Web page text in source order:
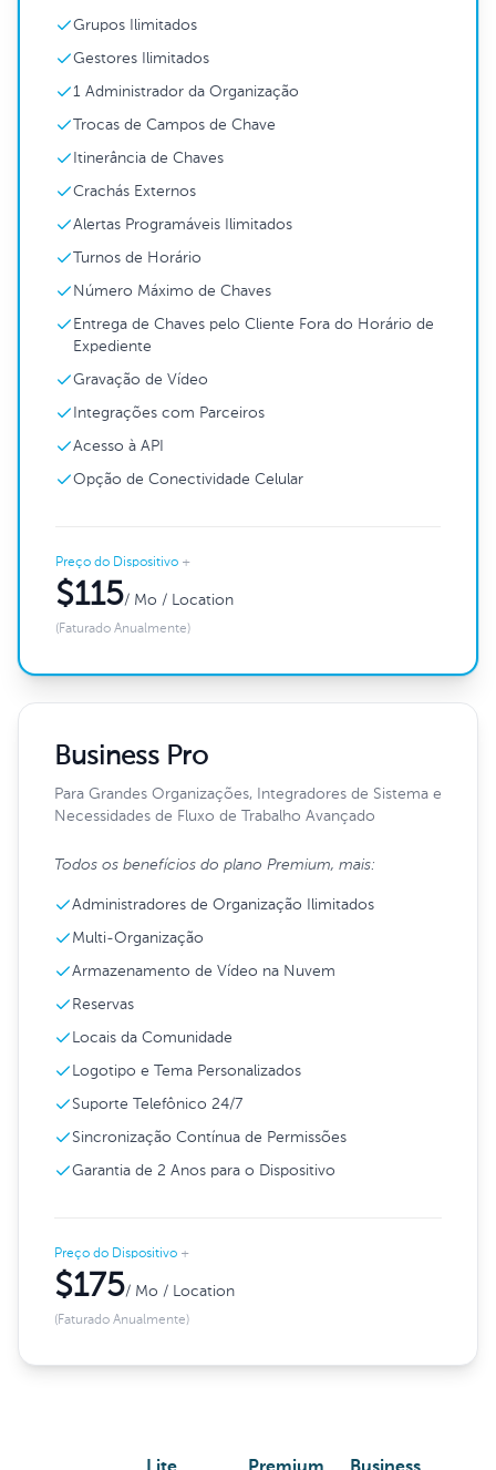
Grupos Ilimitados
Gestores Ilimitados
1 Administrador da Organização
Trocas de Campos de Chave
Itinerância de Chaves
Crachás Externos
Alertas Programáveis Ilimitados
Turnos de Horário
Número Máximo de Chaves
Entrega de Chaves pelo Cliente Fora do Horário de
Expediente
Gravação de Vídeo
Integrações com Parceiros
Acesso à API
Opção de Conectividade Celular
Preço do Dispositivo +
$115/ Mo / Location
(Faturado Anualmente)
Business Pro
Para Grandes Organizações, Integradores de Sistema e
Necessidades de Fluxo de Trabalho Avançado
Todos os benefícios do plano Premium, mais:
Administradores de Organização Ilimitados
Multi-Organização
Armazenamento de Vídeo na Nuvem
Reservas
Locais da Comunidade
Logotipo e Tema Personalizados
Suporte Telefônico 24/7
Sincronização Contínua de Permissões
Garantia de 2 Anos para o Dispositivo
Preço do Dispositivo +
$175/ Mo / Location
(Faturado Anualmente)